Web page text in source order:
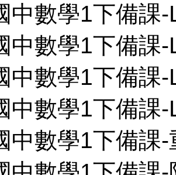
中數學1下備課
中數學1下備課
中數學1下備課
中數學1下備課
中數學1下備課